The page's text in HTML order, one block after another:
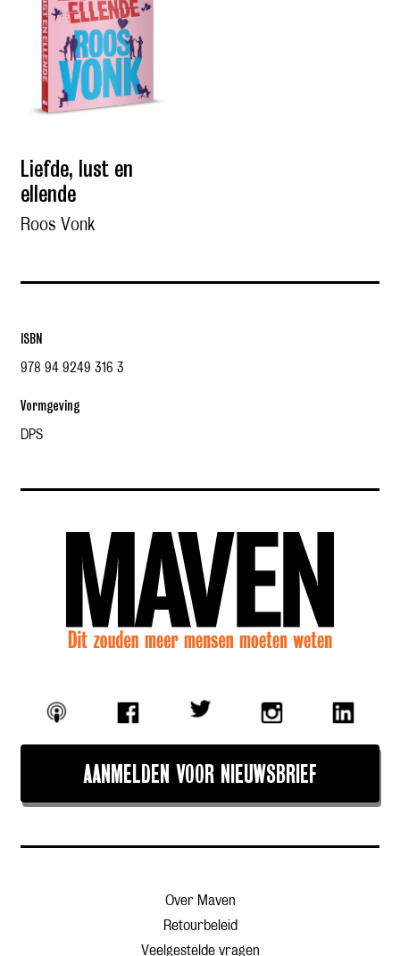
Liefde, lust en
ellende
Roos Vonk
ISBN
978 94 9249 316 3
Vormgeving
DPS
AANMELDEN VOOR NIEUWSBRIEF
Over Maven
Retourbeleid
Veelgestelde vragen